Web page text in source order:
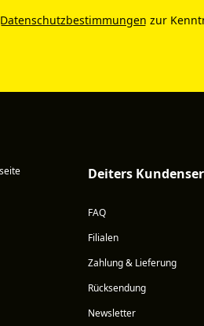
Datenschutzbestimmungen zur
Deiters
FAQ
Filialen
Zahlung & Lieferung
Rücksendung
Newsletter